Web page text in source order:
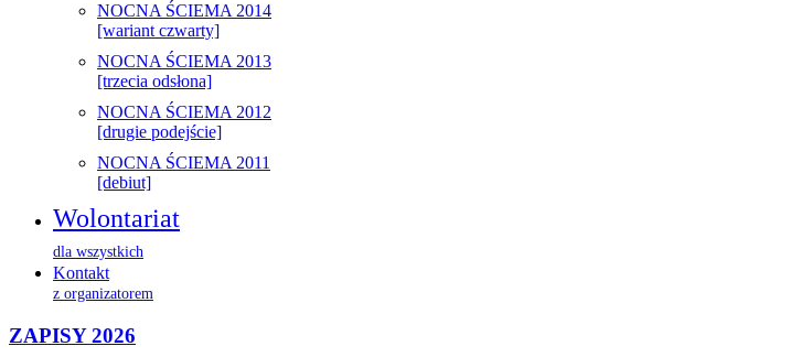
NOCNA ŚCIEMA 2014
[wariant czwarty]
NOCNA ŚCIEMA 2013
[trzecia odsłona]
NOCNA ŚCIEMA 2012
[drugie podejście]
NOCNA ŚCIEMA 2011
[debiut]
Wolontariat
dla wszystkich
Kontakt
z organizatorem
ZAPISY 2026